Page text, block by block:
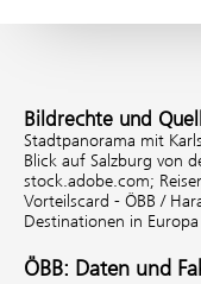
Bildrechte und
Stadtpanorama mit
Blick auf Salzburg von
stock.adobe.com;
Vorteilscard - ÖBB /
Destinationen in
ÖBB: Daten und